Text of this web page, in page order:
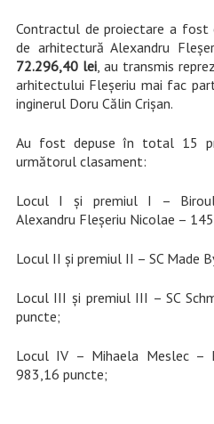
Contractul de proiectare a fost
de arhitectură Alexandru
72.296,40 lei, au transmis
arhitectului Fleşeriu mai fac
inginerul Doru Călin Crişan.
Au fost depuse în total 15
următorul clasament:
Locul I şi premiul I – Biroul
Alexandru Fleşeriu Nicolae –
Locul II şi premiul II – SC Made
Locul III şi premiul III – SC
puncte;
Locul IV – Mihaela Meslec –
983,16 puncte;